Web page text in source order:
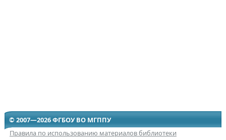
© 2007—2026 ФГБОУ ВО МГППУ
Правила по использованию материалов библиотеки